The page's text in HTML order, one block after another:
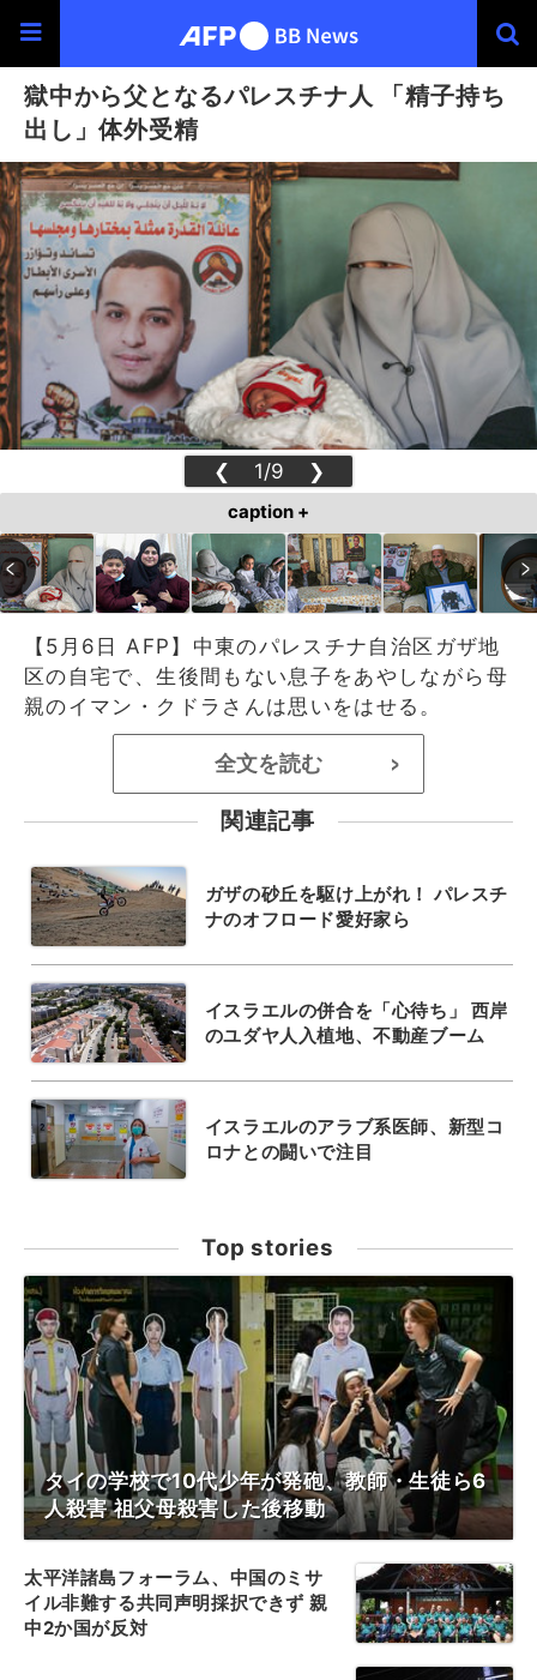
獄中から父となるパレスチナ人 「精子持ち
出し」体外受精
❮ 1/9 ❯
caption +
【5月6日 AFP】中東のパレスチナ自治区ガザ地
区の自宅で、生後間もない息子をあやしながら母
親のイマン・クドラさんは思いをはせる。
全文を読む >
関連記事
ガザの砂丘を駆け上がれ！ パレスチ
ナのオフロード愛好家ら
イスラエルの併合を「心待ち」 西岸
のユダヤ人入植地、不動産ブーム
イスラエルのアラブ系医師、新型コ
ロナとの闘いで注目
Top stories
タイの学校で10代少年が発砲、教師・生徒ら6
人殺害 祖父母殺害した後移動
太平洋諸島フォーラム、中国のミサ
イル非難する共同声明採択できず 親
中2か国が反対